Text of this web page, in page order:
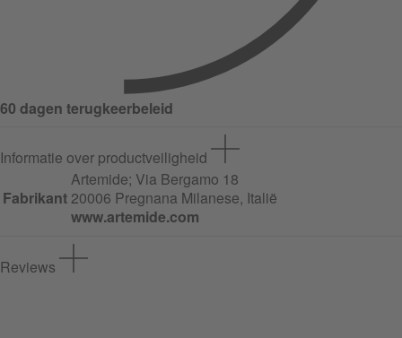
60 dagen terugkeerbeleid
Informatie over productveiligheid
Fabrikant
Artemide; Via Bergamo 18
20006 Pregnana Milanese, Italië
www.artemide.com
Reviews